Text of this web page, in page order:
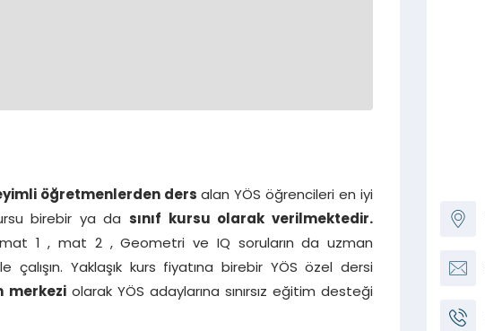
öğretmenlerden dersalan YÖS öğrencileri en iyi
birebir ya dasınıf kursu olarak verilmektedir.
1 , mat 2 , Geometri ve IQ soruların da uzman
Yaklaşık kurs fiyatına birebir YÖS özel dersi
merkeziolarak YÖS adaylarına sınırsız eğitim desteği